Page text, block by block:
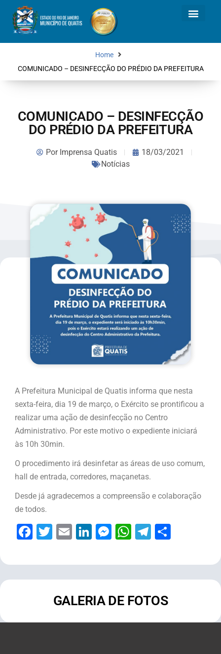
Home
COMUNICADO – DESINFECÇÃO DO PRÉDIO DA PREFEITURA
COMUNICADO – DESINFECÇÃO
DO PRÉDIO DA PREFEITURA
PorImprensa Quatis
18/03/2021
Notícias
A Prefeitura Municipal de Quatis informa que nesta
sexta-feira, dia 19 de março, o Exército se prontificou a
realizar uma ação de desinfecção no Centro
Administrativo. Por este motivo o expediente iniciará
às 10h 30min.
O procedimento irá desinfetar as áreas de uso comum,
hall de entrada, corredores, maçanetas.
Desde já agradecemos a compreensão e colaboração
de todos.
Facebook
Twitter
EmailLinkedIn
Messenger
WhatsApp
Telegram
GALERIA DE FOTOS